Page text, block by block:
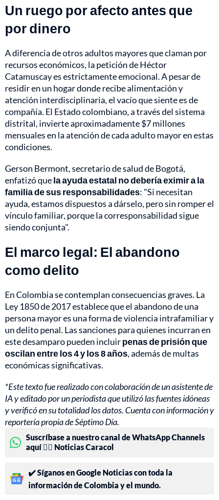
Un ruego por afecto antes que
por dinero
A diferencia de otros adultos mayores que claman por
recursos económicos, la petición de Héctor
Catamuscay es estrictamente emocional. A pesar de
residir en un hogar donde recibe alimentación y
atención interdisciplinaria, el vacío que siente es de
compañía. El Estado colombiano, a través del sistema
distrital, invierte aproximadamente $7 millones
mensuales en la atención de cada adulto mayor en estas
condiciones.
Gerson Bermont, secretario de salud de Bogotá,
enfatizó quela ayuda estatal no debería eximir a la
familia de sus responsabilidades: "Si necesitan
ayuda, estamos dispuestos a dárselo, pero sin romper el
vínculo familiar, porque la corresponsabilidad sigue
siendo conjunta".
El marco legal: El abandono
como delito
En Colombia se contemplan consecuencias graves. La
Ley 1850 de 2017 establece que el abandono de una
persona mayor es una forma de violencia intrafamiliar y
un delito penal. Las sanciones para quienes incurran en
este desamparo pueden incluirpenas de prisión que
oscilan entre los 4 y los 8 años, además de multas
económicas significativas.
*Este texto fue realizado con colaboración de un asistente de
IA y editado por un periodista que utilizó las fuentes idóneas
y verificó en su totalidad los datos. Cuenta con información y
reportería propia de Séptimo Día.
Suscríbase a nuestro canal de WhatsApp Channels
aquí 👉🏻 Noticias Caracol
✔️ Síganos en Google Noticias con toda la
información de Colombia y el mundo.